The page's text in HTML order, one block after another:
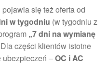
się też oferta od
w tygodniu (w tygodniu z
„7 dni na wymianę
części klientów istotne
ubezpieczeń –OC i AC